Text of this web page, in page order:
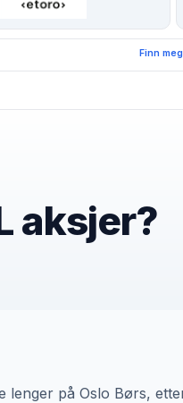
Finn
aksjer?
lenger på Oslo Børs,